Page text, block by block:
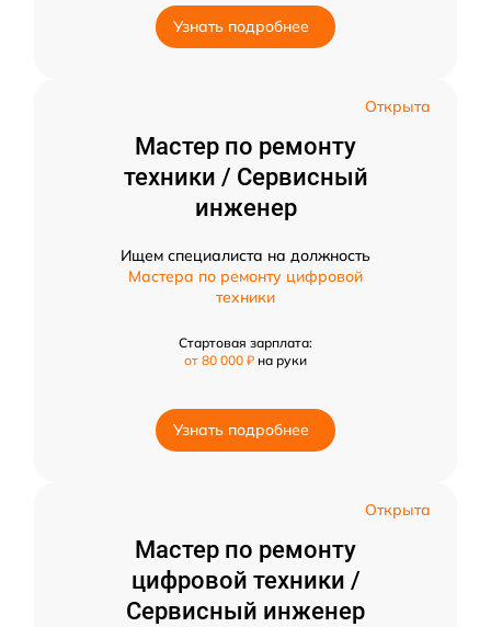
Узнать подробнее
Открыта
Мастер по ремонту
техники / Сервисный
инженер
Ищем специалиста на должность
Мастера по ремонту цифровой
техники
Стартовая зарплата:
от 80 000 ₽ на руки
Узнать подробнее
Открыта
Мастер по ремонту
цифровой техники /
Сервисный инженер